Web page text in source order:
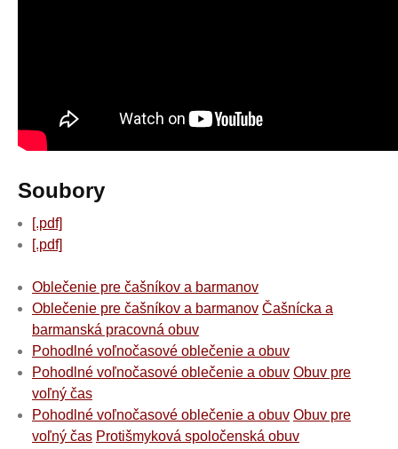
Soubory
[.pdf]
[.pdf]
Oblečenie pre čašníkov a barmanov
Oblečenie pre čašníkov a barmanov Čašnícka a
barmanská pracovná obuv
Pohodlné voľnočasové oblečenie a obuv
Pohodlné voľnočasové oblečenie a obuv Obuv pre
voľný čas
Pohodlné voľnočasové oblečenie a obuv Obuv pre
voľný čas Protišmyková spoločenská obuv